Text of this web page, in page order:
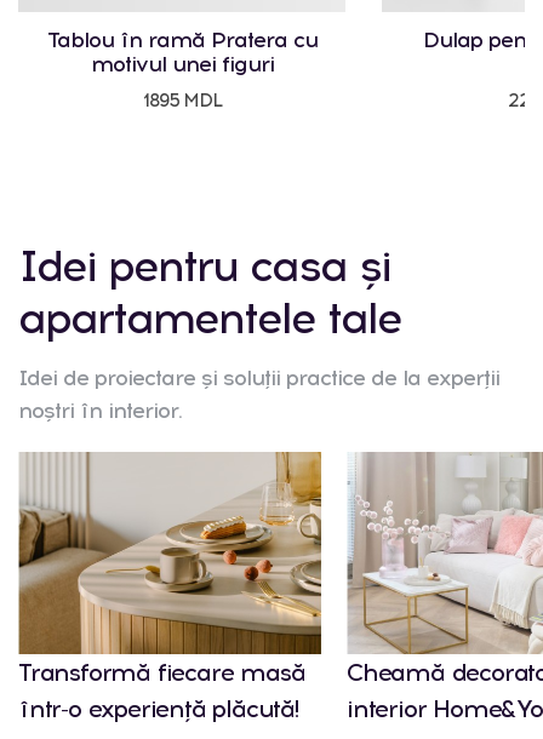
Tablou în ramă Pratera cu
motivul unei figuri
1895 MDL
Dulap
Idei pentru casa și
apartamentele tale
Idei de proiectare și soluții practice de la experții
noștri în interior.
Transformă fiecare masă
într-o experiență plăcută!
Cheamă
interior